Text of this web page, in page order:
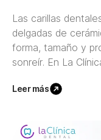
Las carillas
delgadas de
forma, tamaño y
sonreír. En La
Leer más